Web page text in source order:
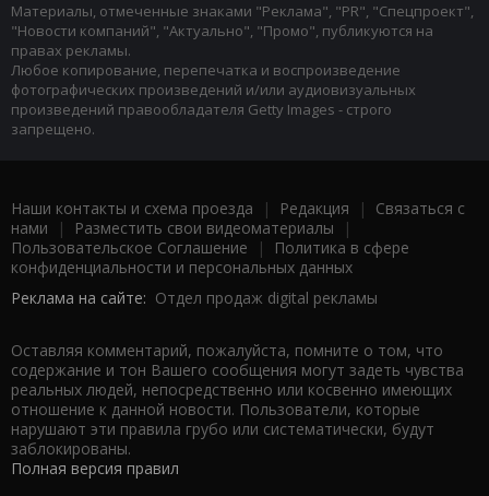
Материалы, отмеченные знаками "Реклама", "PR", "Спецпроект",
"Новости компаний", "Актуально", "Промо", публикуются на
правах рекламы.
Любое копирование, перепечатка и воспроизведение
фотографических произведений и/или аудиовизуальных
произведений правообладателя Getty Images - строго
запрещено.
Наши контакты и схема проезда | Редакция | Связаться с
нами | Разместить свои видеоматериалы |
Пользовательское Соглашение |
Политика в сфере
конфиденциальности и персональных данных
Реклама на сайте: Отдел продаж digital рекламы
Оставляя комментарий, пожалуйста, помните о том, что
содержание и тон Вашего сообщения могут задеть чувства
реальных людей, непосредственно или косвенно имеющих
отношение к данной новости. Пользователи, которые
нарушают эти правила грубо или систематически, будут
заблокированы.
Полная версия правил